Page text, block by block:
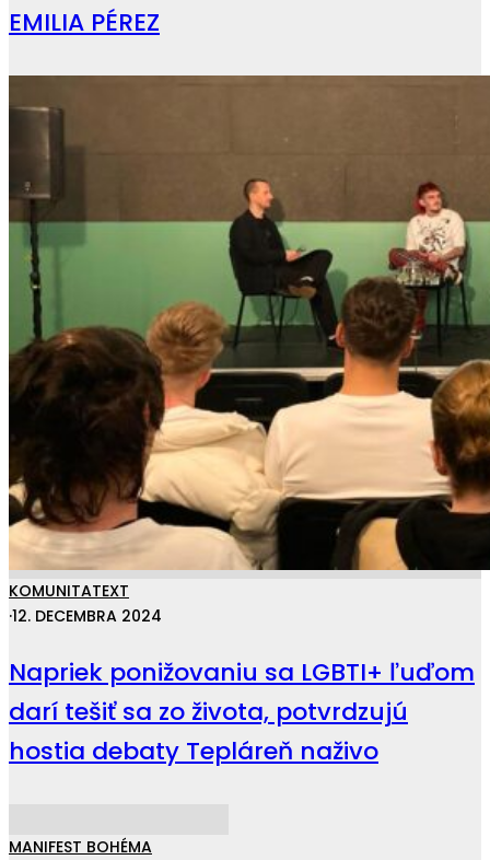
EMILIA PÉREZ
KOMUNITATEXT
·12. DECEMBRA 2024
Napriek ponižovaniu sa LGBTI+ ľuďom
darí tešiť sa zo života, potvrdzujú
hostia debaty Tepláreň naživo
MANIFEST BOHÉMA